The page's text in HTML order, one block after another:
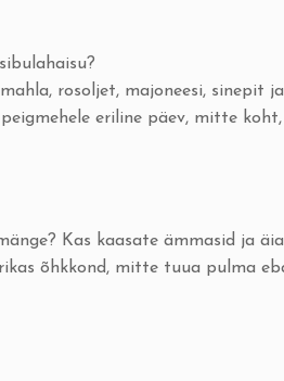
rosoljet, majoneesi, sinepit
eriline päev, mitte
Kas kaasate ämmasid ja
õhkkond, mitte tuua pulma